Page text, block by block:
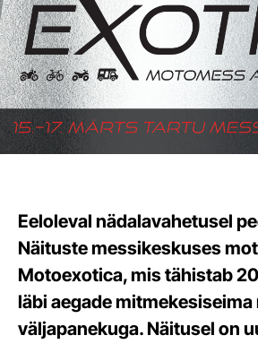
Eeloleval nädalavahetusel
Näituste messikeskuses
Motoexotica, mis tähistab
läbi aegade
väljapanekuga. Näitusel on